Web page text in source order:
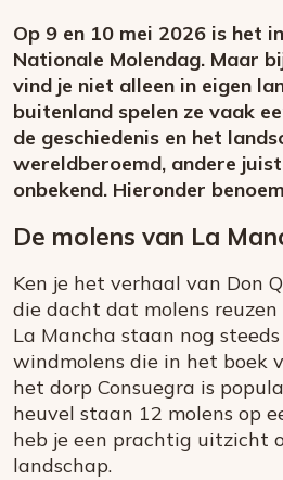
Op 9 en 10 mei 2026 is het
Nationale Molendag. Maar
vind je niet alleen in eigen
buitenland spelen ze vaak
de geschiedenis en het
wereldberoemd, andere
onbekend. Hieronder
De molens van La
Ken je het verhaal van Don
die dacht dat molens
La Mancha staan nog
windmolens die in het boek
het dorp Consuegra is
heuvel staan 12 molens op
heb je een prachtig uitzicht
landschap.